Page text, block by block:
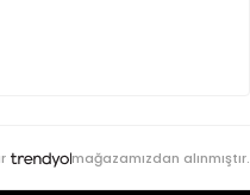
mağazamızdan alınmıştır.